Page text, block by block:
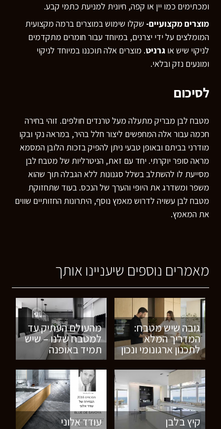
ומכתימים כמו יין או קפה, חיונית למניעת כתמי קבע.
מוצרים מקצועיים- שקלו שימוש במוצרים ברמה מקצועית
המומלצים על ידי יצרנים, במיוחד עבור חומרים מתקדמים
לניקוי שיש או גרניט. מוצרים אלה תוכננו במיוחד לניקוי
ומונעים נזק ובלאי.
לסיכום
מטבח לבן מבריק מתעלה מעל טרנדים חולפים. זוהי בחירה
חכמה עבור אלה המחפשים ליצור חלל בהיר, במראה נקי ובקו
מודרני בביתם ובאופן טבעי ניתן להפיק בזכות הלובן המסמא
מראה סופר יוקרתי. יחד עם זאת, הניטרליות של מטבח לבן
מסייעת לו להשתלב בשלל סגנונות ללא הגבלה תוך שהוא
משפר ומשדרג את היופי והערך של הנכס. בעוד שתחזוקת
מטבח לבן עשויה לדרוש מאמץ נוסף, היתרונות החזותיים שווים
את המאמץ.
מאמרים נוספים שיעניינו אותך
גובה שיש מטבח:
המדריך המלא
לתכנון ארגונומי ונכון
מהעולם העתיק עד
למטבח שלנו – שיש
תמיד באופנה
קיץ בלבן עודד אלוני